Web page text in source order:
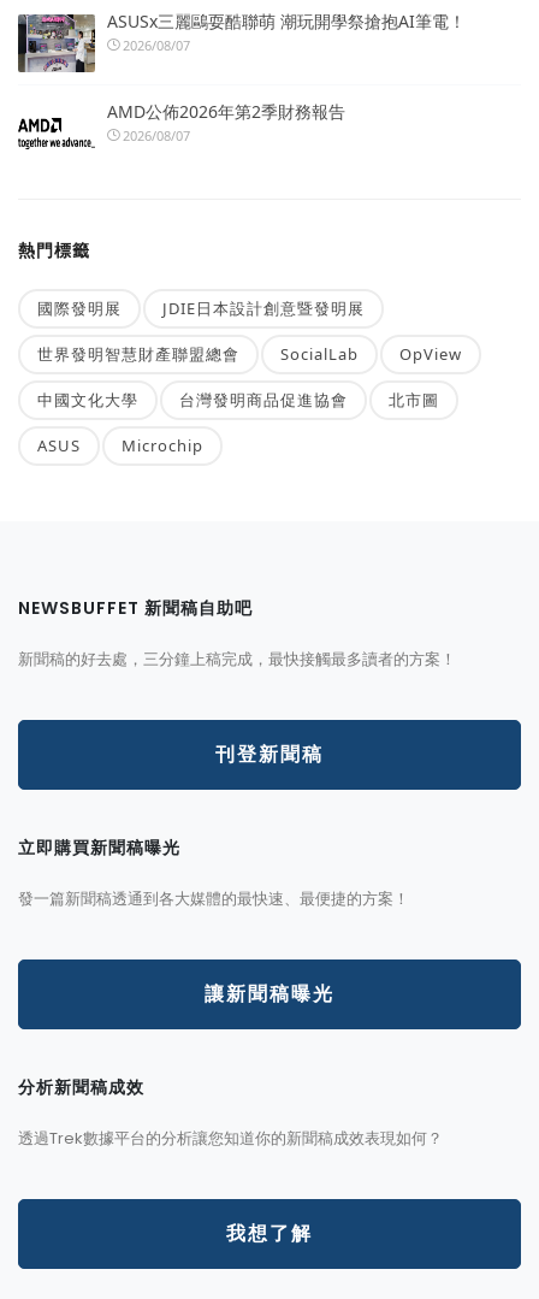
ASUSx三麗鷗耍酷聯萌 潮玩開學祭搶抱AI筆電！
2026/08/07
AMD公佈2026年第2季財務報告
2026/08/07
熱門標籤
國際發明展 JDIE日本設計創意暨發明展
世界發明智慧財產聯盟總會 SocialLab OpView
中國文化大學 台灣發明商品促進協會 北市圖
ASUS Microchip
NEWSBUFFET 新聞稿自助吧
新聞稿的好去處，三分鐘上稿完成，最快接觸最多讀者的方案！
刊登新聞稿
立即購買新聞稿曝光
發一篇新聞稿透通到各大媒體的最快速、最便捷的方案！
讓新聞稿曝光
分析新聞稿成效
透過Trek數據平台的分析讓您知道你的新聞稿成效表現如何？
我想了解